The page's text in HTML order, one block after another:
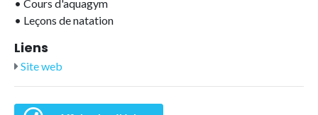
• Cours d'aquagym
• Leçons de natation
Liens
Site web